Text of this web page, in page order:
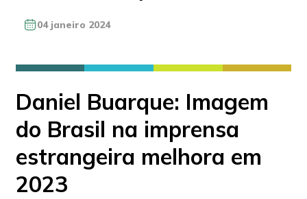
04 janeiro 2024
Daniel Buarque: Imagem
do Brasil na imprensa
estrangeira melhora em
2023